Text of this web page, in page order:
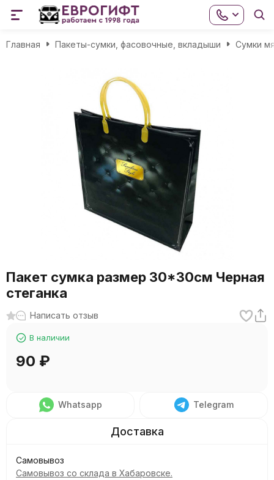
Главная Пакеты-сумки, фасовочные, вкладыши Сумки
Пакет сумка размер 30*30см Черная
стеганка
Написать отзыв
В наличии
90 ₽
Whatsapp Telegram
Самовывоз
Самовывоз со склада в Хабаровске.